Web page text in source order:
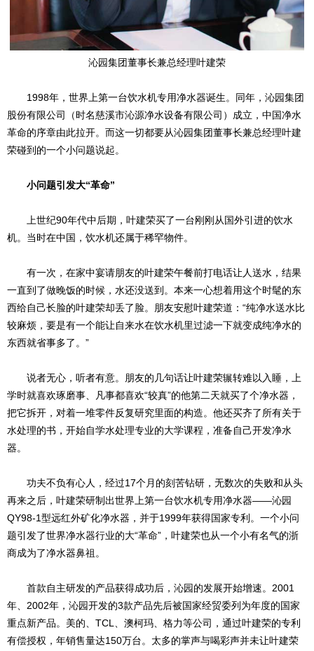
沁园集团董事长兼总经理叶建荣
1998年，世界上第一台饮水机专用净水器诞生。同年，沁园集团
股份有限公司（时名慈溪市沁源净水设备有限公司）成立，中国净水
革命的序章由此拉开。而这一切都要从沁园集团董事长兼总经理叶建
荣碰到的一个小问题说起。
小问题引发大“革命”
上世纪90年代中后期，叶建荣买了一台刚刚从国外引进的饮水
机。当时在中国，饮水机还属于稀罕物件。
有一次，在家中宴请朋友的叶建荣午餐前打电话让人送水，结果
一直到了做晚饭的时候，水还没送到。本来一心想着用这个时髦的东
西给自己长脸的叶建荣却丢了脸。朋友安慰叶建荣道：“纯净水送水比
较麻烦，要是有一个能让自来水在饮水机里过滤一下就变成纯净水的
东西就省事多了。”
说者无心，听者有意。朋友的几句话让叶建荣辗转难以入睡，上
学时就喜欢琢磨事、凡事都喜欢“较真”的他第二天就买了个净水器，
把它拆开，对着一堆零件反复研究里面的构造。他还买齐了所有关于
水处理的书，开始自学水处理专业的大学课程，准备自己开发净水
器。
功夫不负有心人，经过17个月的刻苦钻研，无数次的失败和从头
再来之后，叶建荣研制出世界上第一台饮水机专用净水器——沁园
QY98-1型远红外矿化净水器，并于1999年获得国家专利。一个小问
题引发了世界净水器行业的大“革命”，叶建荣也从一个小有名气的浙
商成为了净水器鼻祖。
首款自主研发的产品获得成功后，沁园的发展开始增速。2001
年、2002年，沁园开发的3款产品先后被国家经贸委列为年度的国家
重点新产品。美的、TCL、澳柯玛、格力等公司，通过叶建荣的专利
有偿授权，年销售量达150万台。太多的掌声与喝彩声并未让叶建荣